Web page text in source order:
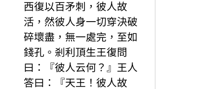
西復以百矛刺，彼人故
活，然彼人身一切穿決破
碎壞盡，無一處完，至如
錢孔。剎利頂生王復問
曰：『彼人云何？』王人
答曰：『天王！彼人故